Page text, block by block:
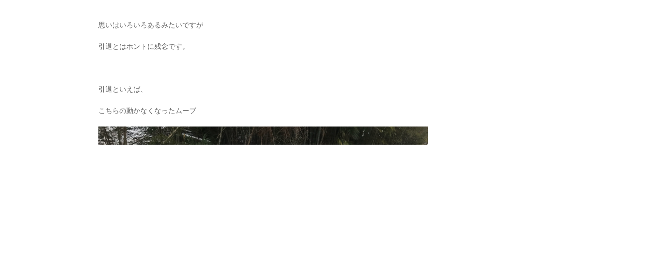
思いはいろいろあるみたいですが
引退とはホントに残念です。
引退といえば、
こちらの動かなくなったムーブ